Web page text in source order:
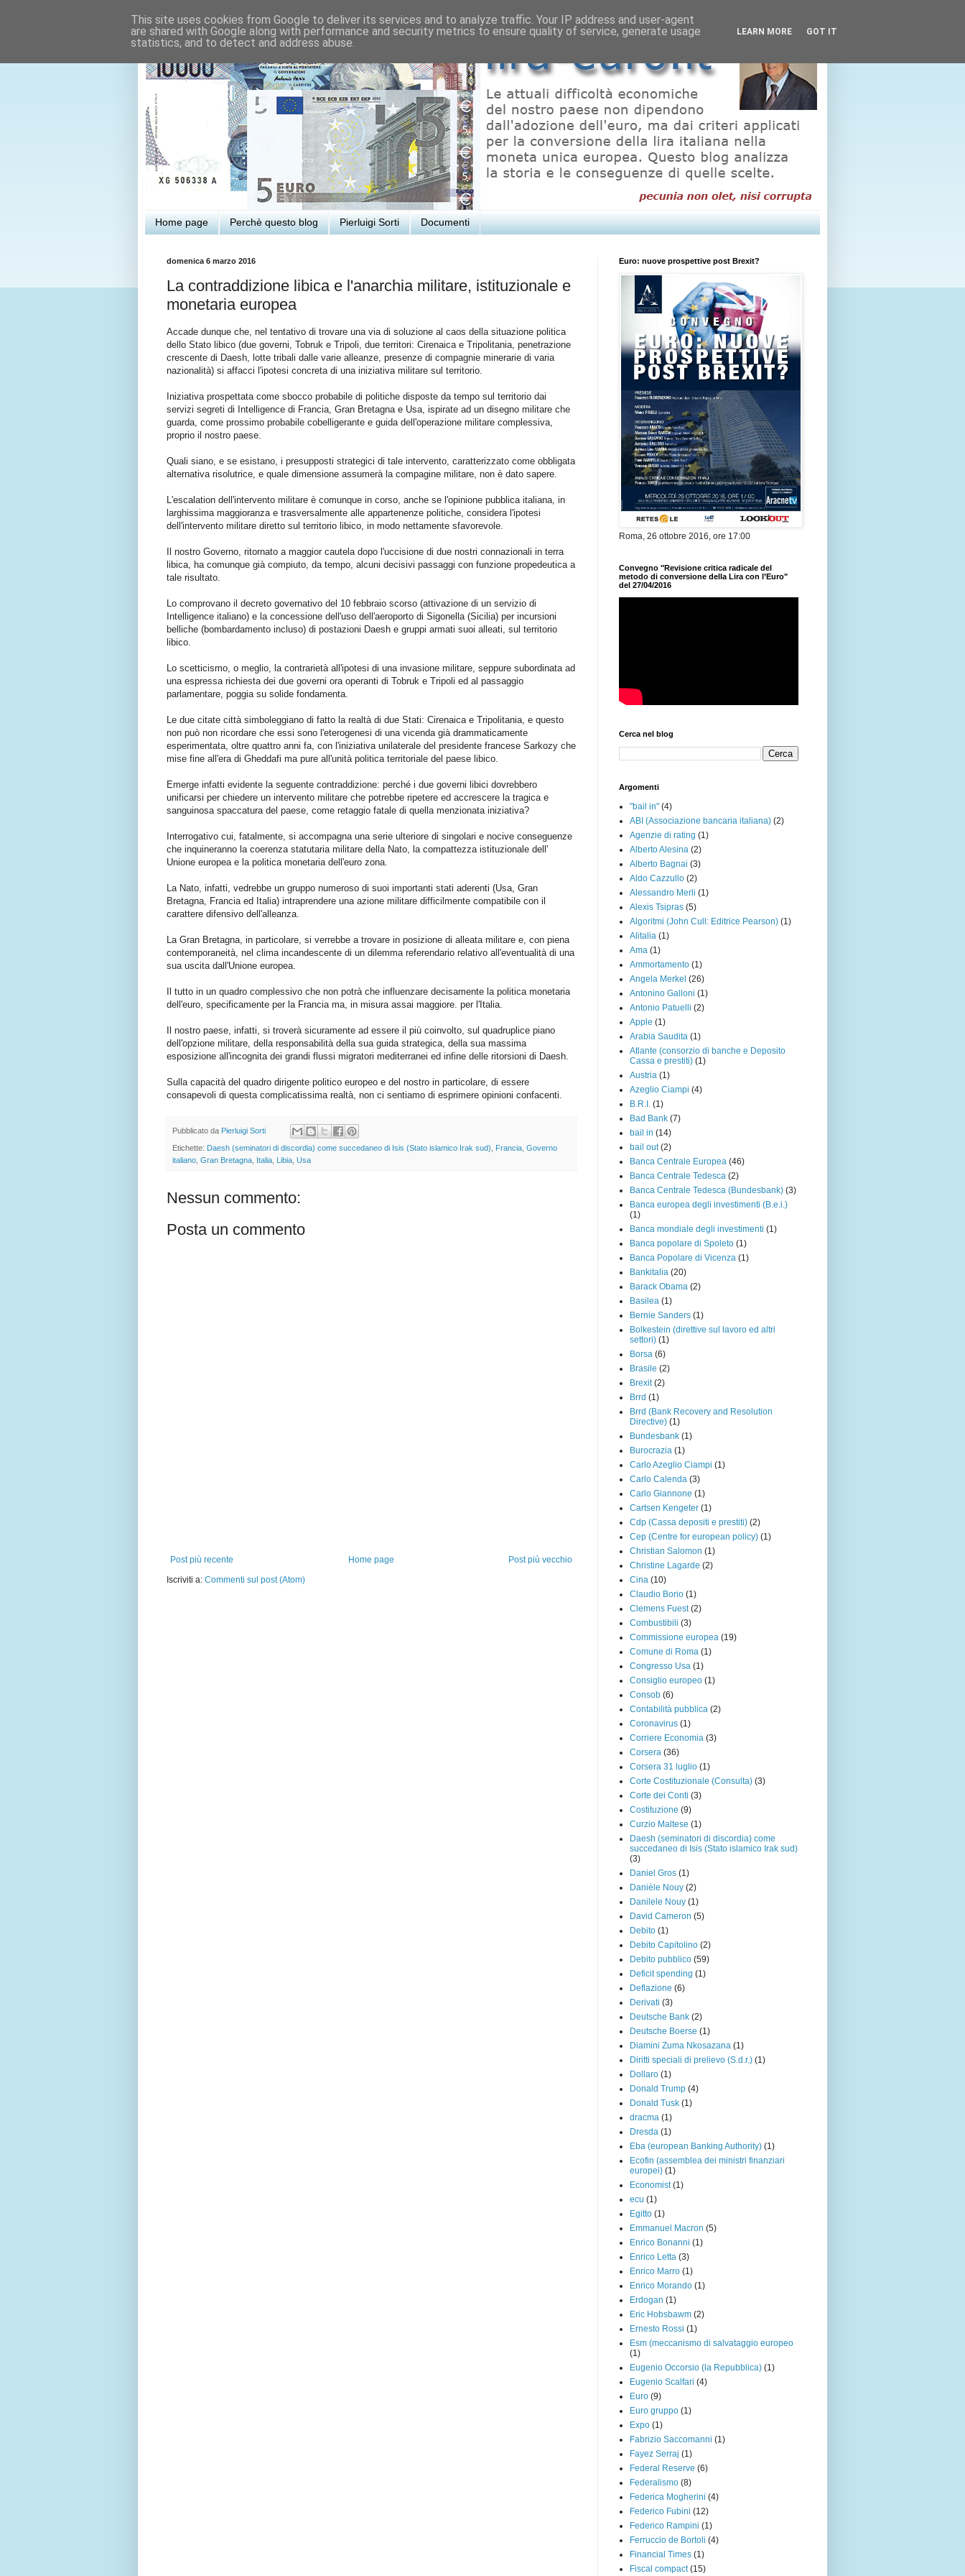
Home page Perchè questo blog Pierluigi Sorti Documenti
domenica 6 marzo 2016
La contraddizione libica e l'anarchia militare, istituzionale e
monetaria europea
Accade dunque che, nel tentativo di trovare una via di soluzione al caos della situazione politica
dello Stato libico (due governi, Tobruk e Tripoli, due territori: Cirenaica e Tripolitania, penetrazione
crescente di Daesh, lotte tribali dalle varie alleanze, presenze di compagnie minerarie di varia
nazionalità) si affacci l'ipotesi concreta di una iniziativa militare sul territorio.
Iniziativa prospettata come sbocco probabile di politiche disposte da tempo sul territorio dai
servizi segreti di Intelligence di Francia, Gran Bretagna e Usa, ispirate ad un disegno militare che
guarda, come prossimo probabile cobelligerante e guida dell'operazione militare complessiva,
proprio il nostro paese.
Quali siano, e se esistano, i presupposti strategici di tale intervento, caratterizzato come obbligata
alternativa risolutrice, e quale dimensione assumerà la compagine militare, non è dato sapere.
L'escalation dell'intervento militare è comunque in corso, anche se l'opinione pubblica italiana, in
larghissima maggioranza e trasversalmente alle appartenenze politiche, considera l'ipotesi
dell'intervento militare diretto sul territorio libico, in modo nettamente sfavorevole.
Il nostro Governo, ritornato a maggior cautela dopo l'uccisione di due nostri connazionali in terra
libica, ha comunque già compiuto, da tempo, alcuni decisivi passaggi con funzione propedeutica a
tale risultato.
Lo comprovano il decreto governativo del 10 febbraio scorso (attivazione di un servizio di
Intelligence italiano) e la concessione dell'uso dell'aeroporto di Sigonella (Sicilia) per incursioni
belliche (bombardamento incluso) di postazioni Daesh e gruppi armati suoi alleati, sul territorio
libico.
Lo scetticismo, o meglio, la contrarietà all'ipotesi di una invasione militare, seppure subordinata ad
una espressa richiesta dei due governi ora operanti di Tobruk e Tripoli ed al passaggio
parlamentare, poggia su solide fondamenta.
Le due citate città simboleggiano di fatto la realtà di due Stati: Cirenaica e Tripolitania, e questo
non può non ricordare che essi sono l'eterogenesi di una vicenda già drammaticamente
esperimentata, oltre quattro anni fa, con l'iniziativa unilaterale del presidente francese Sarkozy che
mise fine all'era di Gheddafi ma pure all'unità politica territoriale del paese libico.
Emerge infatti evidente la seguente contraddizione: perché i due governi libici dovrebbero
unificarsi per chiedere un intervento militare che potrebbe ripetere ed accrescere la tragica e
sanguinosa spaccatura del paese, come retaggio fatale di quella menzionata iniziativa?
Interrogativo cui, fatalmente, si accompagna una serie ulteriore di singolari e nocive conseguenze
che inquineranno la coerenza statutaria militare della Nato, la compattezza istituzionale dell'
Unione europea e la politica monetaria dell'euro zona.
La Nato, infatti, vedrebbe un gruppo numeroso di suoi importanti stati aderenti (Usa, Gran
Bretagna, Francia ed Italia) intraprendere una azione militare difficilmente compatibile con il
carattere difensivo dell'alleanza.
La Gran Bretagna, in particolare, si verrebbe a trovare in posizione di alleata militare e, con piena
contemporaneità, nel clima incandescente di un dilemma referendario relativo all'eventualità di una
sua uscita dall'Unione europea.
Il tutto in un quadro complessivo che non potrà che influenzare decisamente la politica monetaria
dell'euro, specificamente per la Francia ma, in misura assai maggiore. per l'Italia.
Il nostro paese, infatti, si troverà sicuramente ad essere il più coinvolto, sul quadruplice piano
dell'opzione militare, della responsabilità della sua guida strategica, della sua massima
esposizione all'incognita dei grandi flussi migratori mediterranei ed infine delle ritorsioni di Daesh.
Sulla capacità del quadro dirigente politico europeo e del nostro in particolare, di essere
consapevoli di questa complicatissima realtà, non ci sentiamo di esprimere opinioni confacenti.
Pubblicato da Pierluigi Sorti
Etichette: Daesh (seminatori di discordia) come succedaneo di Isis (Stato islamico Irak sud) Francia Governo
italiano Gran Bretagna Italia Libia Usa
Nessun commento:
Posta un commento
Post più recente Post più vecchio
Home page
Iscriviti a: Commenti sul post (Atom)
Euro: nuove prospettive post Brexit?
Roma, 26 ottobre 2016, ore 17:00
Convegno "Revisione critica radicale del
metodo di conversione della Lira con l’Euro"
del 27/04/2016
Cerca nel blog
Argomenti
"bail in" (4)
ABI (Associazione bancaria italiana) (2)
Agenzie di rating (1)
Alberto Alesina (2)
Alberto Bagnai (3)
Aldo Cazzullo (2)
Alessandro Merli (1)
Alexis Tsipras (5)
Algoritmi (John Cull: Editrice Pearson) (1)
Alitalia (1)
Ama (1)
Ammortamento (1)
Angela Merkel (26)
Antonino Galloni (1)
Antonio Patuelli (2)
Apple (1)
Arabia Saudita (1)
Atlante (consorzio di banche e Deposito
Cassa e prestiti) (1)
Austria (1)
Azeglio Ciampi (4)
B.R.I. (1)
Bad Bank (7)
bail in (14)
bail out (2)
Banca Centrale Europea (46)
Banca Centrale Tedesca (2)
Banca Centrale Tedesca (Bundesbank) (3)
Banca europea degli investimenti (B.e.i.)
(1)
Banca mondiale degli investimenti (1)
Banca popolare di Spoleto (1)
Banca Popolare di Vicenza (1)
Bankitalia (20)
Barack Obama (2)
Basilea (1)
Bernie Sanders (1)
Bolkestein (direttive sul lavoro ed altri
settori) (1)
Borsa (6)
Brasile (2)
Brexit (2)
Brrd (1)
Brrd (Bank Recovery and Resolution
Directive) (1)
Bundesbank (1)
Burocrazia (1)
Carlo Azeglio Ciampi (1)
Carlo Calenda (3)
Carlo Giannone (1)
Cartsen Kengeter (1)
Cdp (Cassa depositi e prestiti) (2)
Cep (Centre for european policy) (1)
Christian Salomon (1)
Christine Lagarde (2)
Cina (10)
Claudio Borio (1)
Clemens Fuest (2)
Combustibili (3)
Commissione europea (19)
Comune di Roma (1)
Congresso Usa (1)
Consiglio europeo (1)
Consob (6)
Contabilità pubblica (2)
Coronavirus (1)
Corriere Economia (3)
Corsera (36)
Corsera 31 luglio (1)
Corte Costituzionale (Consulta) (3)
Corte dei Conti (3)
Costituzione (9)
Curzio Maltese (1)
Daesh (seminatori di discordia) come
succedaneo di Isis (Stato islamico Irak sud)
(3)
Daniel Gros (1)
Danièle Nouy (2)
Danilele Nouy (1)
David Cameron (5)
Debito (1)
Debito Capitolino (2)
Debito pubblico (59)
Deficit spending (1)
Deflazione (6)
Derivati (3)
Deutsche Bank (2)
Deutsche Boerse (1)
Diamini Zuma Nkosazana (1)
Diritti speciali di prelievo (S.d.r.) (1)
Dollaro (1)
Donald Trump (4)
Donald Tusk (1)
dracma (1)
Dresda (1)
Eba (european Banking Authority) (1)
Ecofin (assemblea dei ministri finanziari
europei) (1)
Economist (1)
ecu (1)
Egitto (1)
Emmanuel Macron (5)
Enrico Bonanni (1)
Enrico Letta (3)
Enrico Marro (1)
Enrico Morando (1)
Erdogan (1)
Eric Hobsbawm (2)
Ernesto Rossi (1)
Esm (meccanismo di salvataggio europeo
(1)
Eugenio Occorsio (la Repubblica) (1)
Eugenio Scalfari (4)
Euro (9)
Euro gruppo (1)
Expo (1)
Fabrizio Saccomanni (1)
Fayez Serraj (1)
Federal Reserve (6)
Federalismo (8)
Federica Mogherini (4)
Federico Fubini (12)
Federico Rampini (1)
Ferruccio de Bortoli (4)
Financial Times (1)
Fiscal compact (15)
This site uses cookies from Google to deliver its services and to analyze traffic. Your IP address and user-agent
are shared with Google along with performance and security metrics to ensure quality of service, generate usage
statistics, and to detect and address abuse.
LEARN MORE GOT IT